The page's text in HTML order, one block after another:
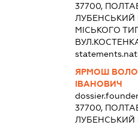
37700,
МІСЬКОГО
ЯРМОШ
ІВАНОВИЧ
37700,